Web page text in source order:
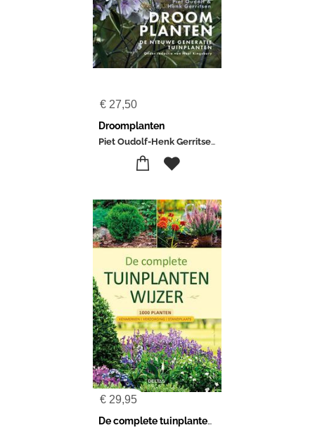
€ 27,50
Droomplanten
Piet Oudolf-Henk Gerritsen
€ 29,95
De complete tuinplantenwijzer